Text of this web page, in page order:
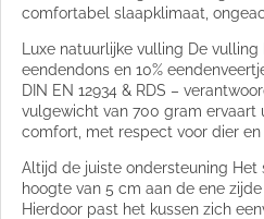
comfortabel slaapklimaat,
Luxe natuurlijke vulling De
eendendons en 10%
DIN EN 12934 & RDS –
vulgewicht van 700 gram ervaart
comfort, met respect voor dier en
Altijd de juiste ondersteuning
hoogte van 5 cm aan de ene
Hierdoor past het kussen zich